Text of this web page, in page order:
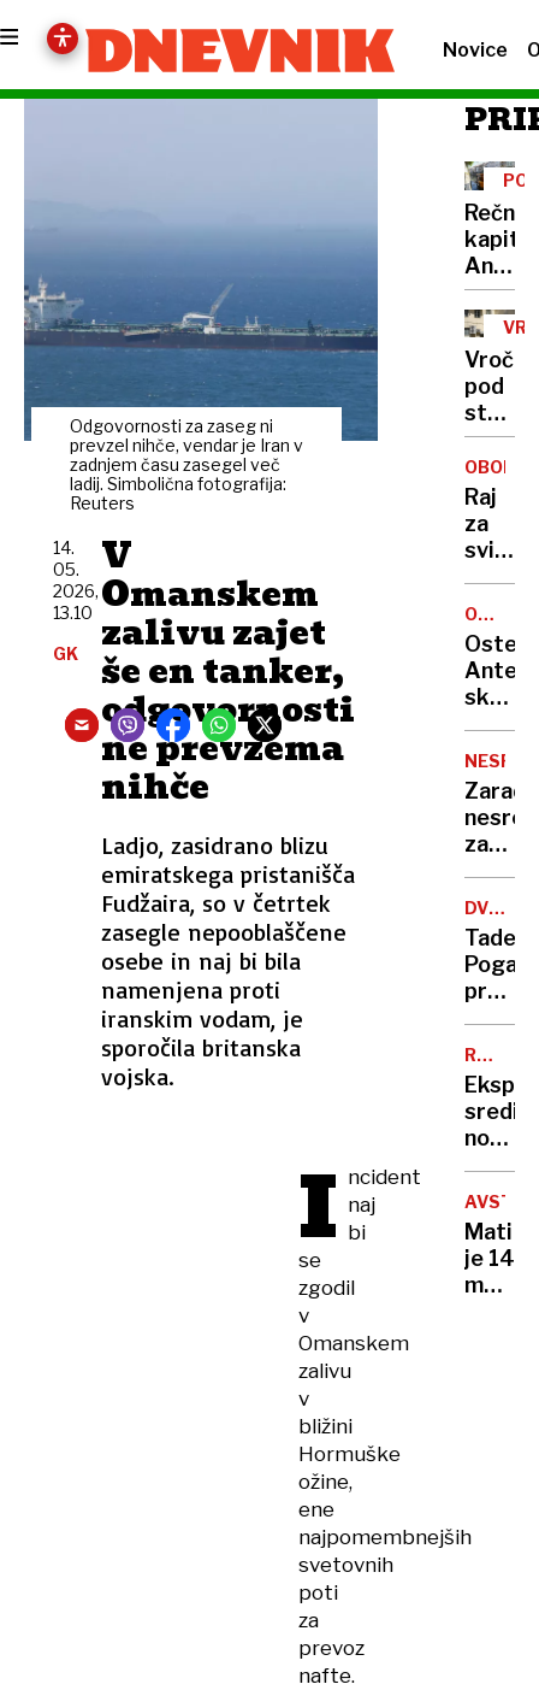
Novice
Odgovornosti za zaseg ni
prevzel nihče, vendar je Iran v
zadnjem času zasegel več
ladij. Simbolična fotografija:
Reuters
V
Omanskem
zalivu zajet
še en tanker,
odgovornosti
ne prevzema
nihče
Ladjo, zasidrano blizu
emiratskega pristanišča
Fudžaira, so v četrtek
zasegle nepooblaščene
osebe in naj bi bila
namenjena proti
iranskim vodam, je
sporočila britanska
vojska.
14.
05.
2026,
13.10
GK
I ncident
naj
bi
se
zgodil
v
Omanskem
zalivu
v
bližini
Hormuške
ožine,
ene
najpomembnejših
svetovnih
poti
za
prevoz
nafte.
Rečni
Anže
Logar
izdelal
prvo
in
edino
leseno
za
VAL
pod
Zakaj
v
ni
klime?
Raj
za
na
otoku:
buri
duhove
OCENA
skriti
biser
tik
za
mejo,
kjer
za
malo
ješ
Zaradi
zaprta
obvoz
za
osebna
vozila
je
urejen
TOUR-
VUELTA
Tadej
pred
ki ga
je v
le en
sredi
noči:
letos
že
15
za
njimi
Mati
je 14